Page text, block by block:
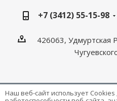
+7 (3412) 55-15-98
426063, Удмуртская
Наш веб-сайт использует